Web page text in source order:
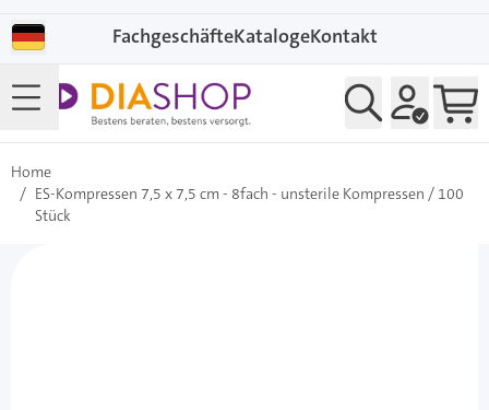
FachgeschäfteKatalogeKontakt
Home
/ ES-Kompressen 7,5 x 7,5 cm - 8fach - unsterile Kompressen / 100
Stück